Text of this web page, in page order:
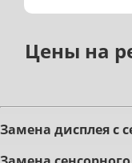
Цены на
Зaмeнa диcплeя c